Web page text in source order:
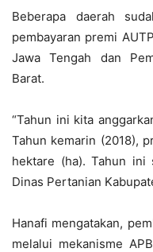
Beberapa daerah
pembayaran premi
Jawa Tengah dan
Barat.
“Tahun ini kita
Tahun kemarin (2018),
hektare (ha). Tahun ini
Dinas Pertanian
Hanafi mengatakan,
melalui mekanisme